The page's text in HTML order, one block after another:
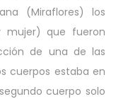
(Miraflores) los
mujer) que fueron
de una de las
cuerpos estaba en
cuerpo solo